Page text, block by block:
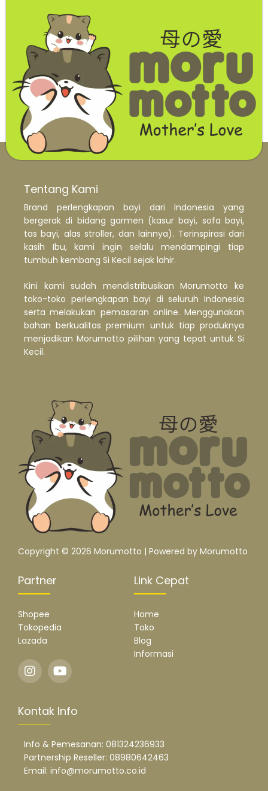
Tentang Kami
Brand perlengkapan bayi dari Indonesia yang
bergerak di bidang garmen (kasur bayi, sofa bayi,
tas bayi, alas stroller, dan lainnya). Terinspirasi dari
kasih Ibu, kami ingin selalu mendampingi tiap
tumbuh kembang Si Kecil sejak lahir.
Kini kami sudah mendistribusikan Morumotto ke
toko-toko perlengkapan bayi di seluruh Indonesia
serta melakukan pemasaran online. Menggunakan
bahan berkualitas premium untuk tiap produknya
menjadikan Morumotto pilihan yang tepat untuk Si
Kecil.
Copyright © 2026 Morumotto | Powered by Morumotto
Partner
Shopee
Tokopedia
Lazada
Link Cepat
Home
Toko
Blog
Informasi
Kontak Info
Info & Pemesanan: 081324236933
Partnership Reseller: 08980642463
Email: info@morumotto.co.id